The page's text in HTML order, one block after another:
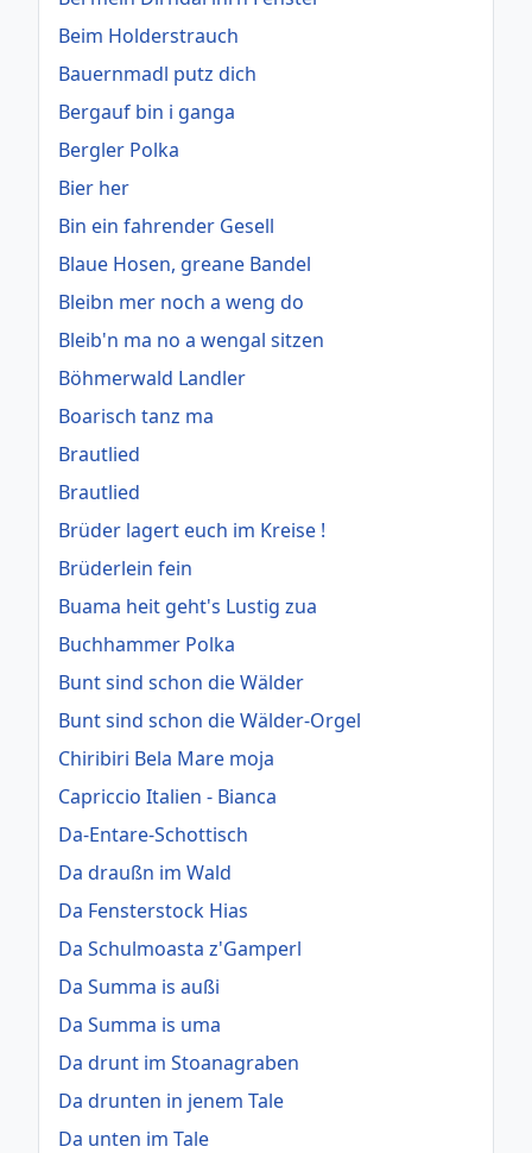
Beim Holderstrauch
Bauernmadl putz dich
Bergauf bin i ganga
Bergler Polka
Bier her
Bin ein fahrender Gesell
Blaue Hosen, greane Bandel
Bleibn mer noch a weng do
Bleib'n ma no a wengal sitzen
Böhmerwald Landler
Boarisch tanz ma
Brautlied
Brautlied
Brüder lagert euch im Kreise !
Brüderlein fein
Buama heit geht's Lustig zua
Buchhammer Polka
Bunt sind schon die Wälder
Bunt sind schon die Wälder-Orgel
Chiribiri Bela Mare moja
Capriccio Italien - Bianca
Da-Entare-Schottisch
Da draußn im Wald
Da Fensterstock Hias
Da Schulmoasta z'Gamperl
Da Summa is außi
Da Summa is uma
Da drunt im Stoanagraben
Da drunten in jenem Tale
Da unten im Tale